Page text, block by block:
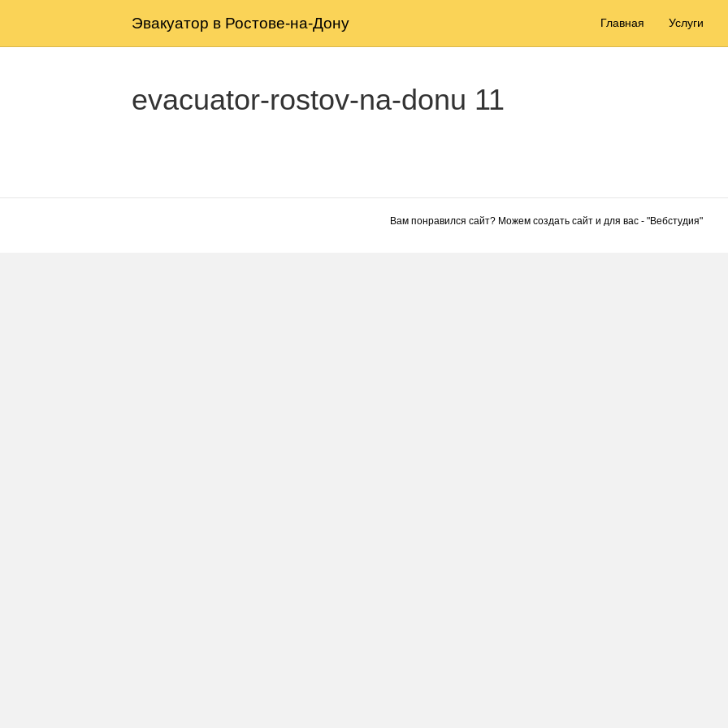
Эвакуатор в Ростове-на-Дону Главная Услуги
evacuator-rostov-na-donu 11
Вам понравился сайт? Можем создать сайт и для вас - "Вебстудия"